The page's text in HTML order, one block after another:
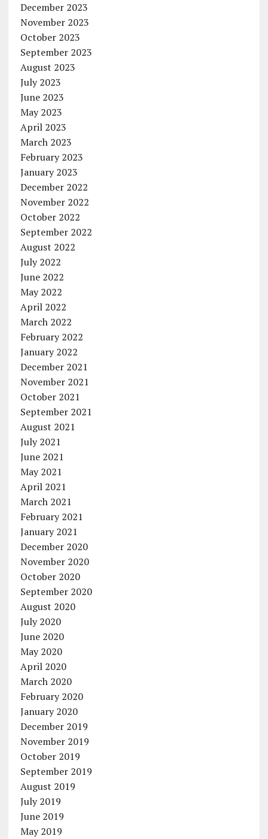
December 2023
November 2023
October 2023
September 2023
August 2023
July 2023
June 2023
May 2023
April 2023
March 2023
February 2023
January 2023
December 2022
November 2022
October 2022
September 2022
August 2022
July 2022
June 2022
May 2022
April 2022
March 2022
February 2022
January 2022
December 2021
November 2021
October 2021
September 2021
August 2021
July 2021
June 2021
May 2021
April 2021
March 2021
February 2021
January 2021
December 2020
November 2020
October 2020
September 2020
August 2020
July 2020
June 2020
May 2020
April 2020
March 2020
February 2020
January 2020
December 2019
November 2019
October 2019
September 2019
August 2019
July 2019
June 2019
May 2019